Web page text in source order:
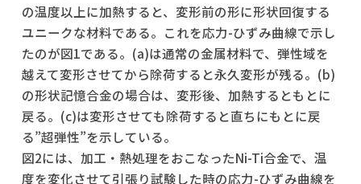
の温度以上に加熱すると、変形前の形に形状回復する
ユニークな材料である。これを応力-ひずみ曲線で示し
たのが図1である。(a)は通常の金属材料で、弾性域を
越えて変形させてから除荷すると永久変形が残る。(b)
の形状記憶合金の場合は、変形後、加熱するともとに
戻る。(c)は変形させても除荷すると直ちにもとに戻
る”超弾性”を示している。
図2には、加工・熱処理をおこなったNi-Ti合金で、温
度を変化させて引張り試験した時の応力-ひずみ曲線を